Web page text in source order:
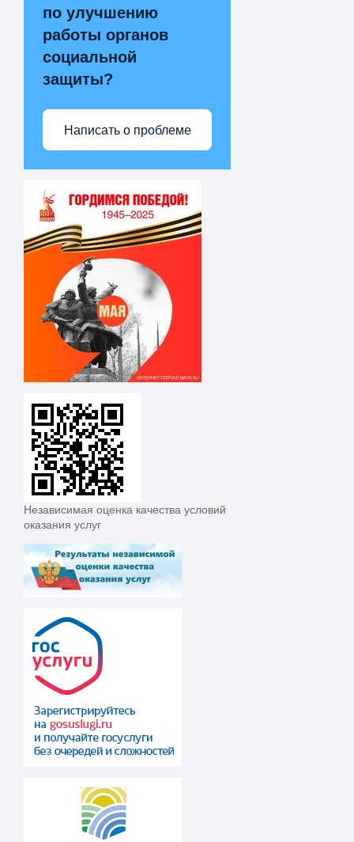
по улучшению
работы органов
социальной
защиты?
Написать о проблеме
Независимая оценка качества условий
оказания услуг